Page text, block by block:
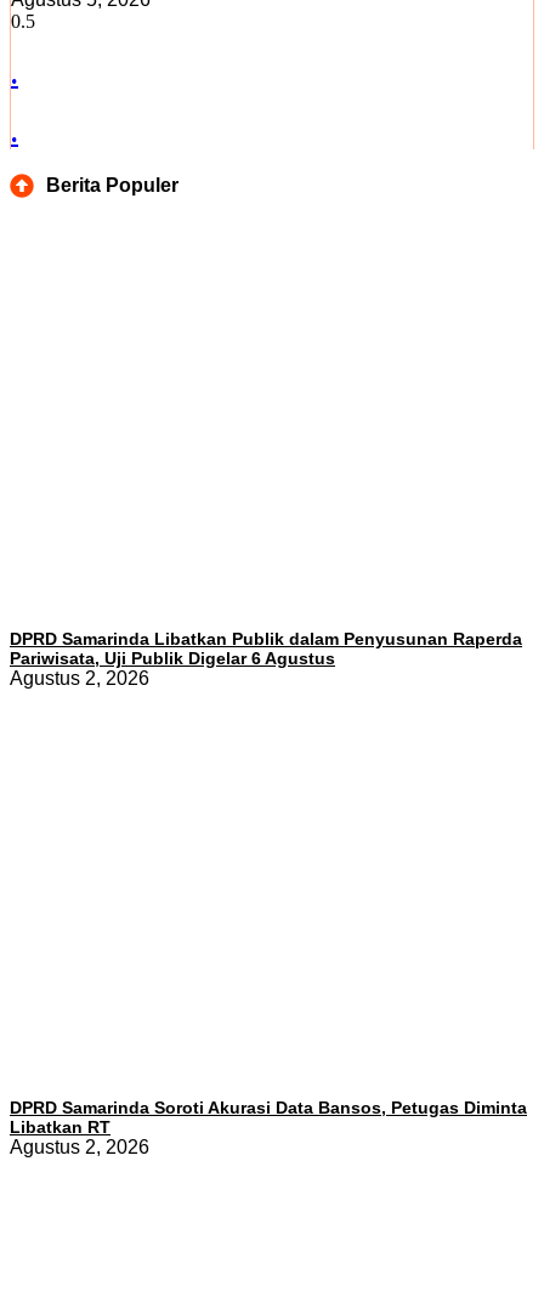
.
.
Berita Populer
DPRD Samarinda Libatkan Publik dalam Penyusunan Raperda
Pariwisata, Uji Publik Digelar 6 Agustus
Agustus 2, 2026
DPRD Samarinda Soroti Akurasi Data Bansos, Petugas Diminta
Libatkan RT
Agustus 2, 2026